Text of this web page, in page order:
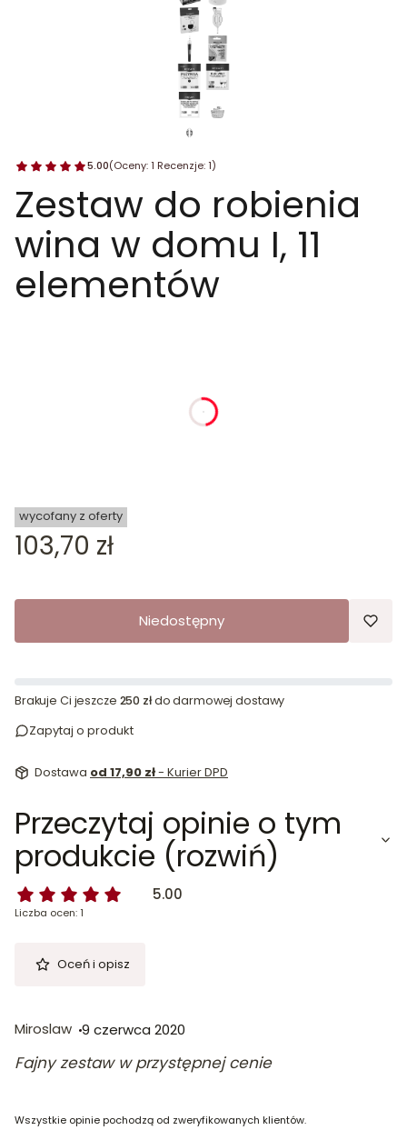
5.00(Oceny: 1 Recenzje: 1)
Zestaw do robienia
wina w domu I, 11
elementów
wycofany z oferty
Cena
103,70 zł
Niedostępny
Brakuje Ci jeszcze 250 złdo darmowej dostawy
Zapytaj o produkt
Dostawa od 17,90 zł- Kurier DPD
Przeczytaj opinie o tym
produkcie (rozwiń)
5.00
Liczba ocen: 1
Oceń i opisz
Miroslaw 9 czerwca 2020
Fajny zestaw w przystępnej cenie
Wszystkie opinie pochodzą od zweryfikowanych klientów.